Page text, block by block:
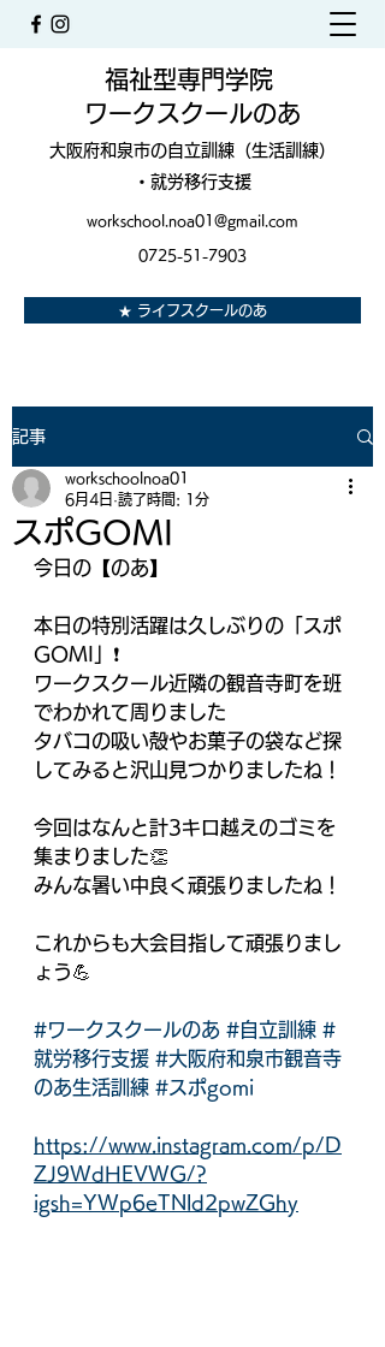
福祉型専門学院
ワークスクールのあ
大阪府和泉市の自立訓練（生活訓練）
・就労移行支援
workschool.noa01@gmail.com
0725-51-7903
★ ライフスクールのあ
記事
スポGOMI
workschoolnoa01
6月4日 読了時間: 1分
今日の【のあ】
本日の特別活躍は久しぶりの「スポ
GOMI」❗️
ワークスクール近隣の観音寺町を班
でわかれて周りました
タバコの吸い殻やお菓子の袋など探
してみると沢山見つかりましたね！
今回はなんと計3キロ越えのゴミを
集まりました👏
みんな暑い中良く頑張りましたね！
これからも大会目指して頑張りまし
ょう💪
#ワークスクールのあ #自立訓練 #
就労移行支援 #大阪府和泉市観音寺
のあ生活訓練 #スポgomi
https://www.instagram.com/p/D
ZJ9WdHEVWG/?
igsh=YWp6eTNld2pwZGhy